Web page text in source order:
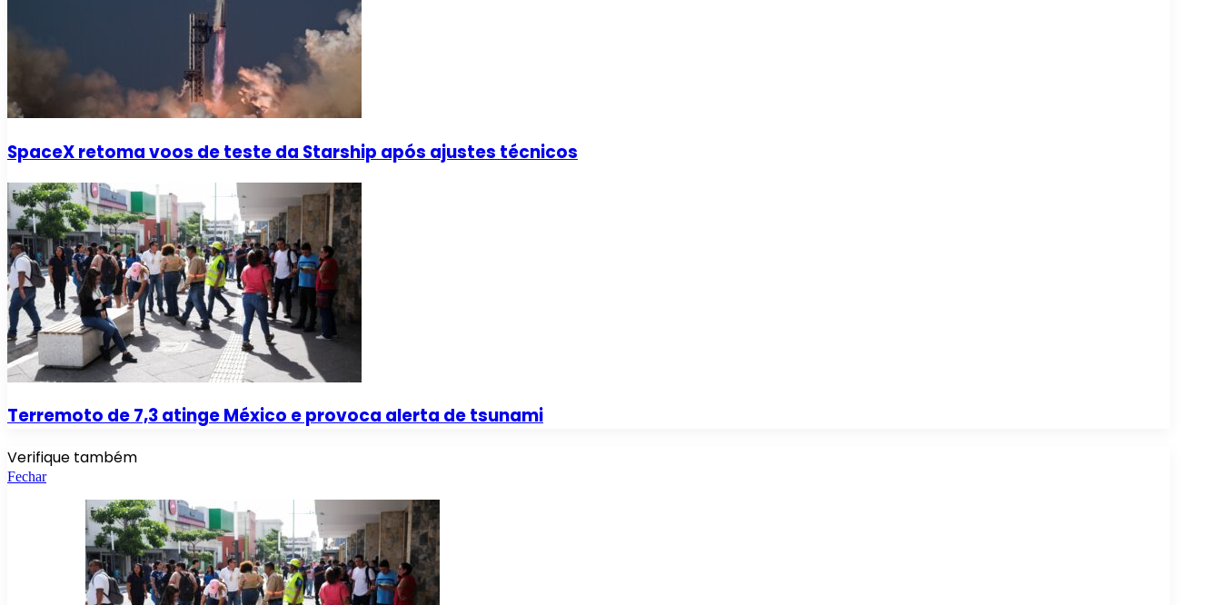
SpaceX retoma voos de teste da Starship após ajustes técnicos
Terremoto de 7,3 atinge México e provoca alerta de tsunami
Verifique também
Fechar